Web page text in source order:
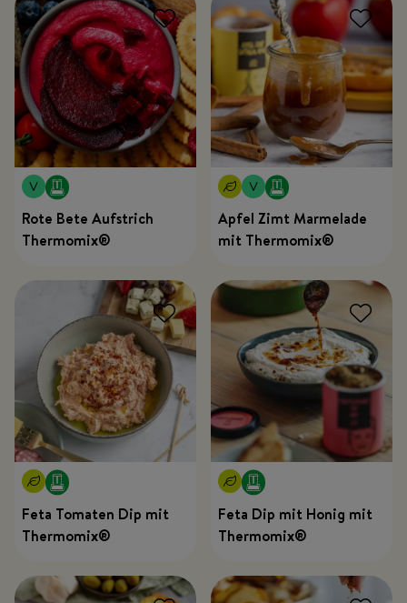
Rote Bete Aufstrich
Thermomix®
Apfel Zimt Marmelade
mit Thermomix®
Feta Tomaten Dip mit
Thermomix®
Feta Dip mit Honig mit
Thermomix®